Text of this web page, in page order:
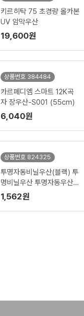
키르히탁 75 초경량 올카본
UV 암막우산
19,600원
상품번호 384484
카르페디엠 스마트 12K곡
자 장우산-S001 (55cm)
6,040원
상품번호 824325
투명자동비닐우산(블랙) 투
명비닐우산 투명자동우산 /
인쇄제작가능(53-8K)
1,562원